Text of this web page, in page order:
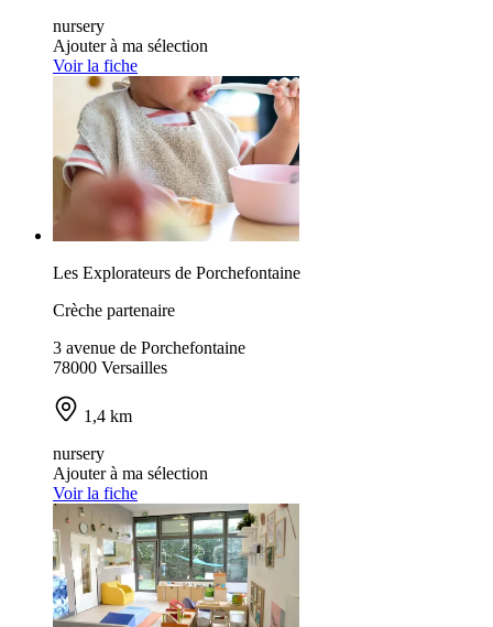
nursery
Ajouter à ma sélection
Voir la fiche
Les Explorateurs de Porchefontaine
Crèche partenaire
3 avenue de Porchefontaine
78000 Versailles
1,4 km
nursery
Ajouter à ma sélection
Voir la fiche